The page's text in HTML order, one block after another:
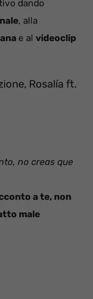
dando
, alla
e al videoclip
Rosalía ft.
no creas que
a te, non
male